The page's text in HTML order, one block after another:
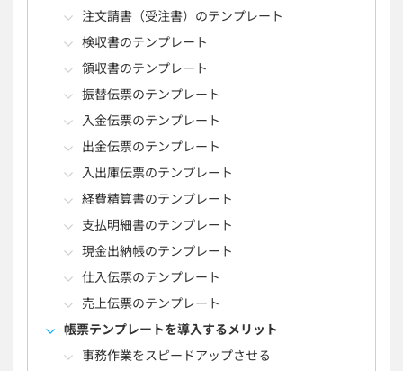
注文請書（受注書）のテンプレート
検収書のテンプレート
領収書のテンプレート
振替伝票のテンプレート
入金伝票のテンプレート
出金伝票のテンプレート
入出庫伝票のテンプレート
経費精算書のテンプレート
支払明細書のテンプレート
現金出納帳のテンプレート
仕入伝票のテンプレート
売上伝票のテンプレート
帳票テンプレートを導入するメリット
事務作業をスピードアップさせる